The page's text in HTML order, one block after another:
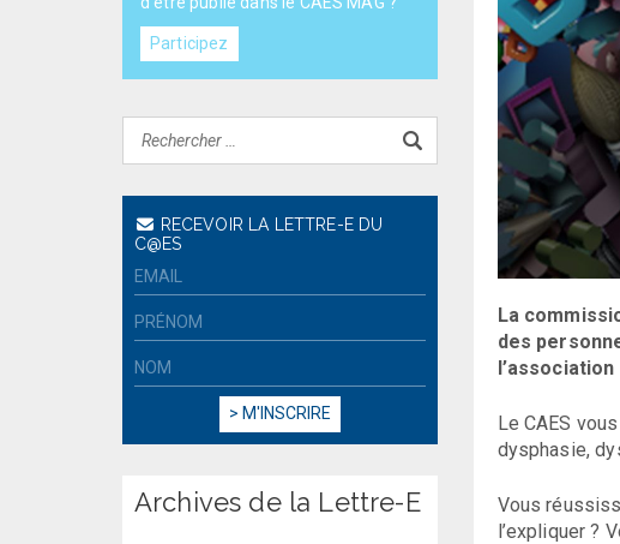
La
des
Le CAES
dysphasie,
Vous
l’expliquer ?
Participez
RECEVOIR LA LETTRE-E DU
C@ES
Archives de la Lettre-E